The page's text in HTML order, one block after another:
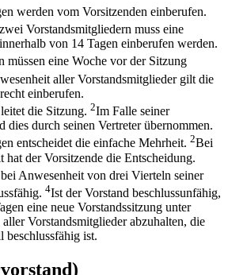
werden vom Vorsitzenden einberufen.
Vorstandsmitgliedern muss eine
von 14 Tagen einberufen werden.
müssen eine Woche vor der Sitzung
aller Vorstandsmitglieder gilt die
einberufen.
die Sitzung. 2Im Falle seiner
dies durch seinen Vertreter übernommen.
entscheidet die einfache Mehrheit. 2Bei
hat der Vorsitzende die Entscheidung.
Anwesenheit von drei Vierteln seiner
4Ist der Vorstand beschlussunfähig,
eine neue Vorstandssitzung unter
Vorstandsmitglieder abzuhalten, die
beschlussfähig ist.